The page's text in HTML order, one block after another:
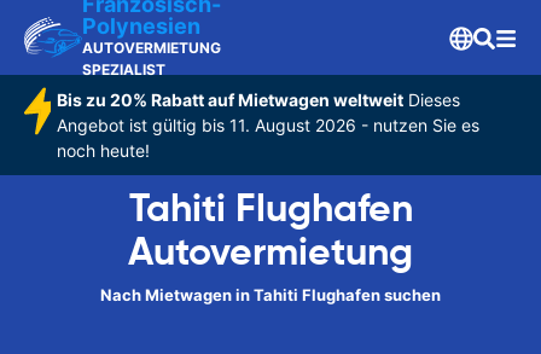
Polynesien
AUTOVERMIETUNG
SPEZIALIST
Bis zu 20% Rabatt auf Mietwagen weltweitDieses
Angebot ist gültig bis 11. August 2026 - nutzen Sie es
noch heute!
Tahiti Flughafen
Autovermietung
Nach Mietwagen in Tahiti Flughafen suchen